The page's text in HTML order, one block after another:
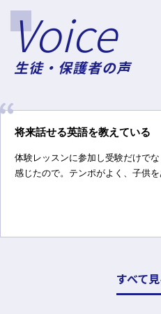
Voice
生徒・保護者の声
将来話せる英語を教えている
体験レッスンに参加し受験だけで
感じたので。テンポがよく、子供
すべて